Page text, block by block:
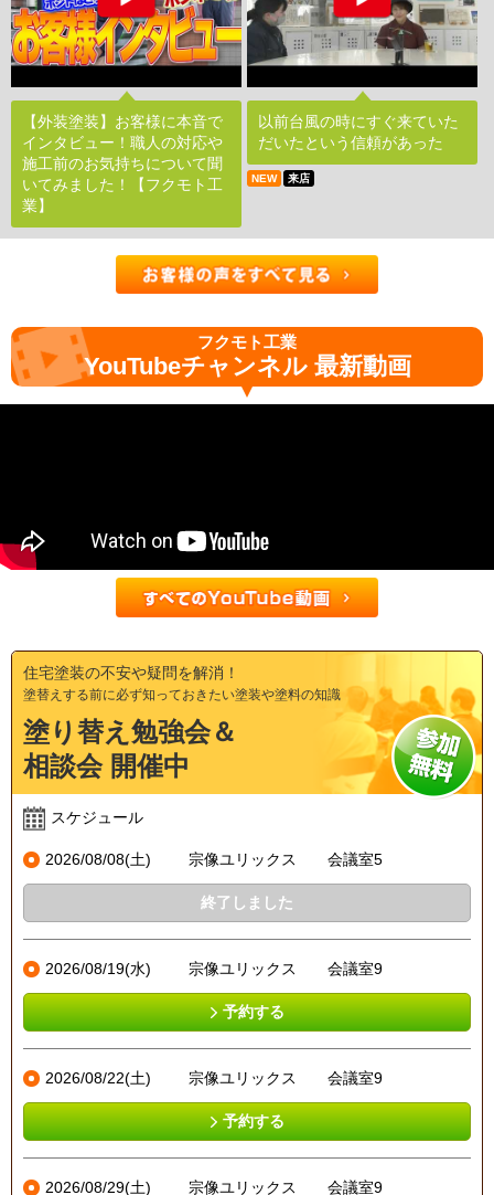
【外装塗装】お客様に本音で
インタビュー！職人の対応や
施工前のお気持ちについて聞
いてみました！【フクモト工
業】
以前台風の時にすぐ来ていた
だいたという信頼があった
NEW 来店
フクモト工業
YouTubeチャンネル 最新動画
住宅塗装の不安や疑問を解消！
塗替えする前に必ず知っておきたい塗装や塗料の知識
塗り替え勉強会＆
相談会 開催中
スケジュール
2026/08/08(土) 宗像ユリックス 会議室5
終了しました
2026/08/19(水) 宗像ユリックス 会議室9
予約する
2026/08/22(土) 宗像ユリックス 会議室9
予約する
2026/08/29(土) 宗像ユリックス 会議室9